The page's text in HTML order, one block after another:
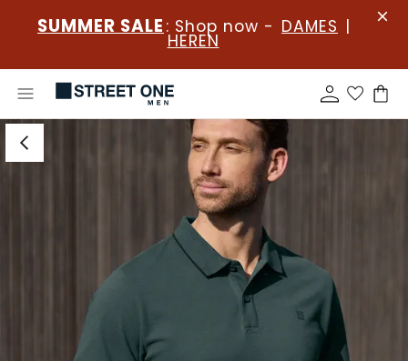
SUMMER SALE : Shop now - DAMES |
HEREN